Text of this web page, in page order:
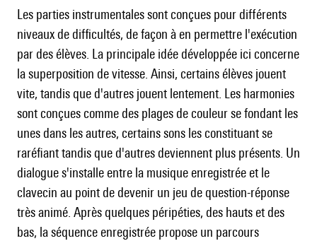
Les parties instrumentales sont conçues pour différents
niveaux de difficultés, de façon à en permettre l'exécution
par des élèves. La principale idée développée ici concerne
la superposition de vitesse. Ainsi, certains élèves jouent
vite, tandis que d'autres jouent lentement. Les harmonies
sont conçues comme des plages de couleur se fondant les
unes dans les autres, certains sons les constituant se
raréfiant tandis que d'autres deviennent plus présents. Un
dialogue s'installe entre la musique enregistrée et le
clavecin au point de devenir un jeu de question-réponse
très animé. Après quelques péripéties, des hauts et des
bas, la séquence enregistrée propose un parcours